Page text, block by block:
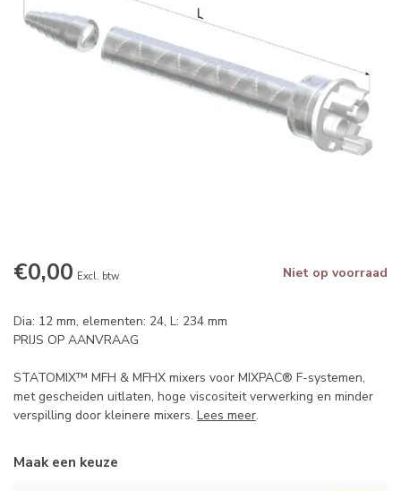
€0,00 Excl. btw Niet op voorraad
Dia: 12 mm, elementen: 24, L: 234 mm
PRIJS OP AANVRAAG
STATOMIX™ MFH & MFHX mixers voor MIXPAC® F-systemen,
met gescheiden uitlaten, hoge viscositeit verwerking en minder
verspilling door kleinere mixers. Lees meer.
Maak een keuze